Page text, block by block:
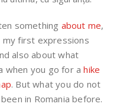
something about me,
my first expressions
also about what
when you go for ahike
. But what you do not
in Romania before.